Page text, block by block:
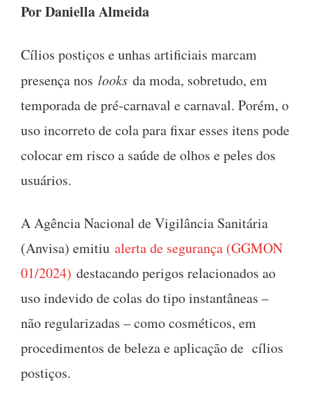
Por Daniella Almeida
Cílios postiços e unhas artificiais marcam
presença nos looks da moda, sobretudo, em
temporada de pré-carnaval e carnaval. Porém, o
uso incorreto de cola para fixar esses itens pode
colocar em risco a saúde de olhos e peles dos
usuários.
A Agência Nacional de Vigilância Sanitária
(Anvisa) emitiu alerta de segurança (GGMON
01/2024) destacando perigos relacionados ao
uso indevido de colas do tipo instantâneas –
não regularizadas – como cosméticos, em
procedimentos de beleza e aplicação de cílios
postiços.